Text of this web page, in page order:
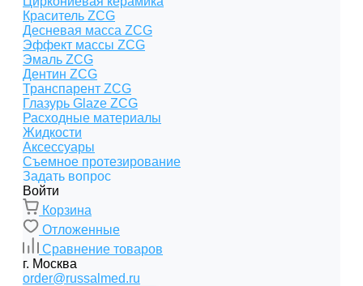
Краситель ZCG
Десневая масса ZCG
Эффект массы ZCG
Эмаль ZCG
Дентин ZCG
Транспарент ZCG
Глазурь Glaze ZCG
Расходные материалы
Жидкости
Аксессуары
Съемное протезирование
Задать вопрос
Войти
Корзина
Отложенные
Сравнение товаров
г. Москва
order@russalmed.ru